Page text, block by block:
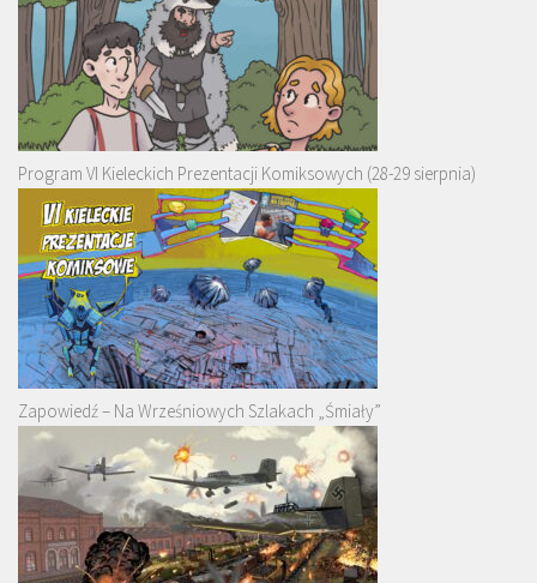
Program VI Kieleckich Prezentacji Komiksowych (28-29 sierpnia)
Zapowiedź – Na Wrześniowych Szlakach „Śmiały”